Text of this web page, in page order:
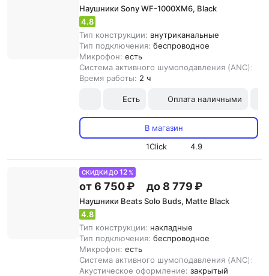
Наушники Sony WF-1000XM6, Black
4.8
Тип конструкции: внутриканальные
Тип подключения: беспроводное
Микрофон: есть
Система активного шумоподавления (ANC):
Время работы: 2 ч
Есть Оплата наличными
В магазин
1Click
4.9
СКИДКИ ДО12 %
от 6 750 ₽ до 8 779 ₽
Наушники Beats Solo Buds, Matte Black
4.8
Тип конструкции: накладные
Тип подключения: беспроводное
Микрофон: есть
Система активного шумоподавления (ANC):
Акустическое оформление: закрытый